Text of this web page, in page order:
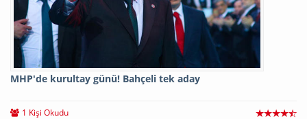
MHP'de kurultay günü! Bahçeli tek aday
1 Kişi Okudu